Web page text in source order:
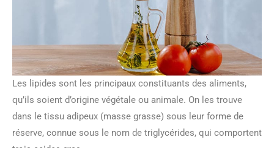
Les lipides sont les principaux constituants des aliments,
qu’ils soient d’origine végétale ou animale. On les trouve
dans le tissu adipeux (masse grasse) sous leur forme de
réserve, connue sous le nom de triglycérides, qui comportent